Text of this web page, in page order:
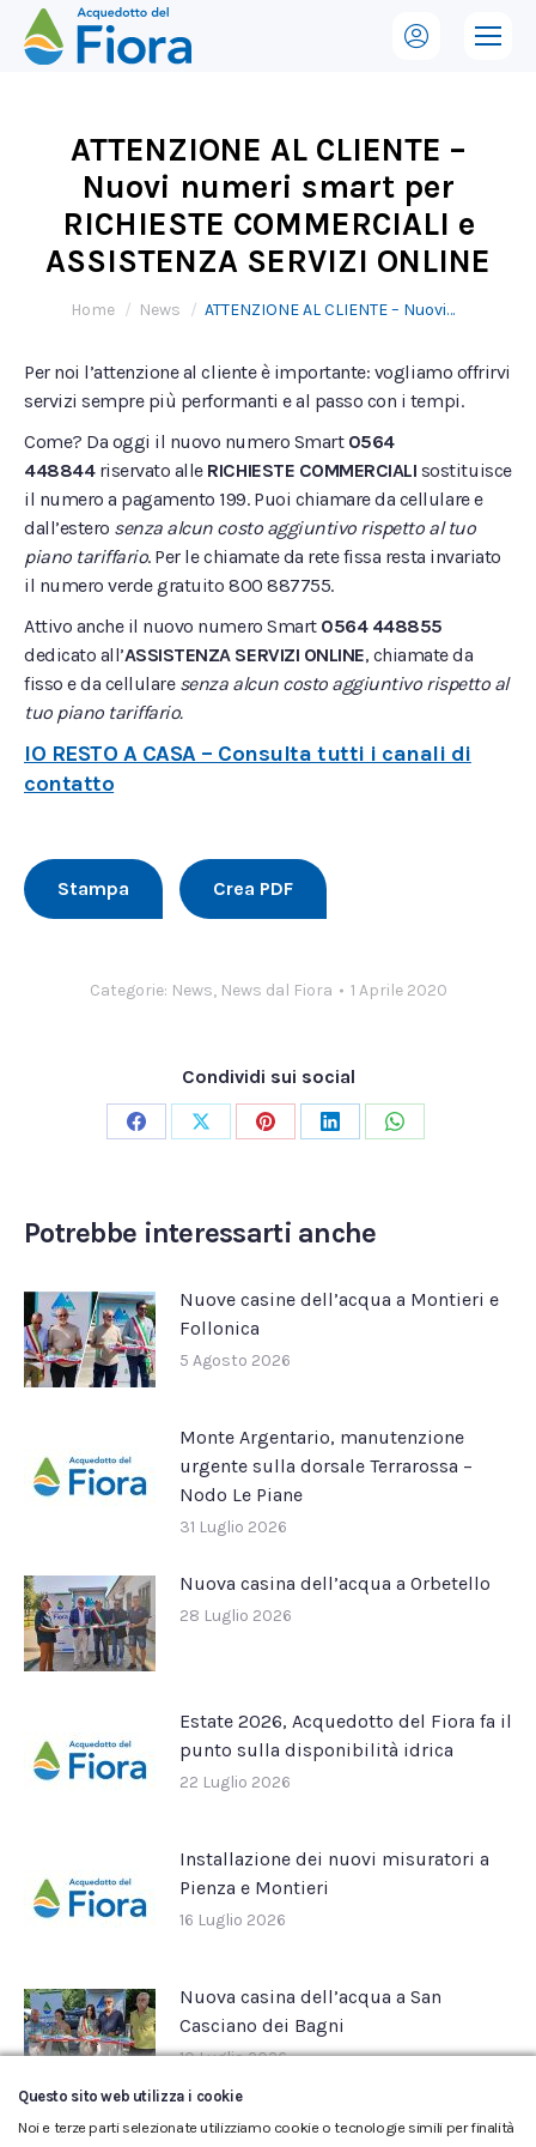
ATTENZIONE AL CLIENTE –
Nuovi numeri smart per
RICHIESTE COMMERCIALI e
ASSISTENZA SERVIZI ONLINE
Tu sei qui:
Home News ATTENZIONE AL CLIENTE – Nuovi…
Per noi l’attenzione al cliente è importante: vogliamo offrirvi
servizi sempre più performanti e al passo con i tempi.
Come? Da oggi il nuovo numero Smart 0564
448844riservato alle RICHIESTE COMMERCIALI sostituisce
il numero a pagamento 199. Puoi chiamare da cellulare e
dall’estero senza alcun costo aggiuntivo rispetto al tuo
piano tariffario. Per le chiamate da rete fissa resta invariato
il numero verde gratuito 800 887755.
Attivo anche il nuovo numero Smart 0564 448855
dedicato all’ASSISTENZA SERVIZI ONLINE, chiamate da
fisso e da cellulare senza alcun costo aggiuntivo rispetto al
tuo piano tariffario.
IO RESTO A CASA – Consulta tutti i canali di
contatto
Stampa Crea PDF
Categorie: News, News dal Fiora 1 Aprile 2020
Condividi sui social
CondividiCondividiCondividiCondividiCondividi
Potrebbe interessarti anche
Nuove casine dell’acqua a Montieri e
Follonica
5 Agosto 2026
Monte Argentario, manutenzione
urgente sulla dorsale Terrarossa –
Nodo Le Piane
31 Luglio 2026
Nuova casina dell’acqua a Orbetello
28 Luglio 2026
Estate 2026, Acquedotto del Fiora fa il
punto sulla disponibilità idrica
22 Luglio 2026
Installazione dei nuovi misuratori a
Pienza e Montieri
16 Luglio 2026
Nuova casina dell’acqua a San
Casciano dei Bagni
10 Luglio 2026
Questo sito web utilizza i cookie
Noi e terze parti selezionate utilizziamo cookie o tecnologie simili per finalità